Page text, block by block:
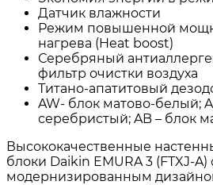
Датчик влажности
Режим повышенной
нагрева (Heat boost)
Серебряный
фильтр очистки воздуха
Титано-апатитовый
AW- блок матово-белый;
серебристый; AB – блок
Высококачественные
блоки Daikin EMURA 3 (FTXJ-A)
модернизированным